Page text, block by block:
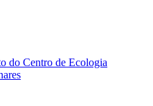
do Centro de Ecologia